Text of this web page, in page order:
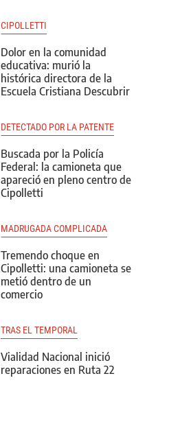
CIPOLLETTI
Dolor en la comunidad
educativa: murió la
histórica directora de la
Escuela Cristiana Descubrir
DETECTADO POR LA PATENTE
Buscada por la Policía
Federal: la camioneta que
apareció en pleno centro de
Cipolletti
MADRUGADA COMPLICADA
Tremendo choque en
Cipolletti: una camioneta se
metió dentro de un
comercio
TRAS EL TEMPORAL
Vialidad Nacional inició
reparaciones en Ruta 22